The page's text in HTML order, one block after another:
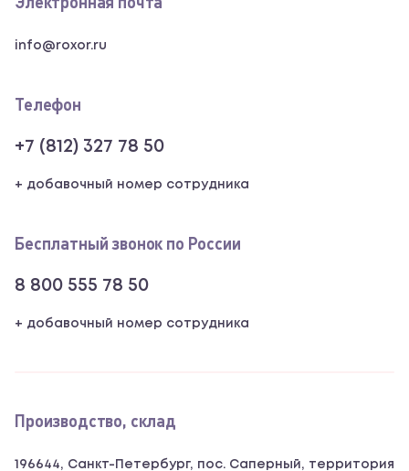
info@roxor.ru
Телефон
+7 (812) 327 78 50
+ добавочный номер сотрудника
Бесплатный звонок по России
8 800 555 78 50
+ добавочный номер сотрудника
Производство, склад
196644, Санкт-Петербург, пос. Саперный, территория